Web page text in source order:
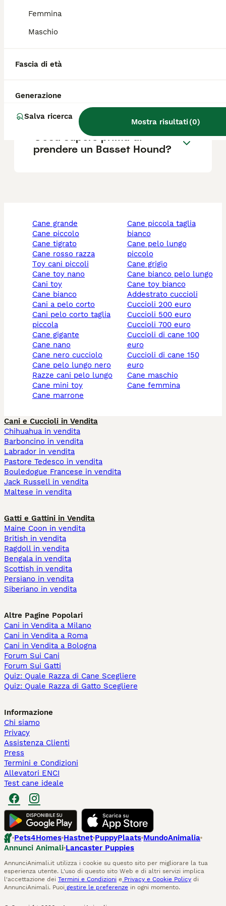
Femmina
Maschio
Fascia di età
Generazione
Salva ricerca
Mostra risultati(0)
Quali sono i difetti del
bambini?
Cosa sapere prima di
prendere un Basset Hound?
cane grande
cane piccolo
cane tigrato
cane rosso razza
toy cani piccoli
cane toy nano
cani toy
cane bianco
cani a pelo corto
cani pelo corto taglia
piccola
cane gigante
cane nano
cane nero cucciolo
cane pelo lungo nero
razze cani pelo lungo
cane mini toy
cane marrone
cane piccola taglia
bianco
cane pelo lungo
piccolo
cane grigio
cane bianco pelo lungo
cane toy bianco
addestrato cuccioli
cuccioli 200 euro
cuccioli 500 euro
cuccioli 700 euro
cuccioli di cane 100
euro
cuccioli di cane 150
euro
cane maschio
cane femmina
Cani e Cuccioli in Vendita
Chihuahua in vendita
Barboncino in vendita
Labrador in vendita
Pastore Tedesco in vendita
Bouledogue Francese in vendita
Jack Russell in vendita
Maltese in vendita
Gatti e Gattini in Vendita
Maine Coon in vendita
British in vendita
Ragdoll in vendita
Bengala in vendita
Scottish in vendita
Persiano in vendita
Siberiano in vendita
Altre Pagine Popolari
Cani in Vendita a Milano
Cani in Vendita a Roma
Cani in Vendita a Bologna
Forum Sui Cani
Forum Sui Gatti
Quiz: Quale Razza di Cane Scegliere
Quiz: Quale Razza di Gatto Scegliere
Informazione
Chi siamo
Privacy
Assistenza Clienti
Press
Termini e Condizioni
Allevatori ENCI
Test cane ideale
Pets4Homes Hastnet PuppyPlaats MundoAnimalia
Annunci Animali Lancaster Puppies
AnnunciAnimali.it utilizza i cookie su questo sito per migliorare la tua
esperienza utente. L'uso di questo sito Web e di altri servizi implica
l'accettazione dei Termini e Condizioni e Privacy e Cookie Policy di
AnnunciAnimali. Puoi gestire le preferenze in ogni momento.